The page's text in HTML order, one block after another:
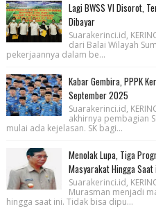
Lagi BWSS VI Disorot,
Dibayar
Suarakerinci.id,
dari Balai Wilayah
pekerjaannya dalam be...
Kabar Gembira, PPPK
September 2025
Suarakerinci.id,
akhirnya pembagian
mulai ada kejelasan. SK bagi...
Menolak Lupa, Tiga
Masyarakat Hingga Saat
Suarakerinci.id,
Murasman menjadi
hingga saat ini. Tidak bisa dipu...